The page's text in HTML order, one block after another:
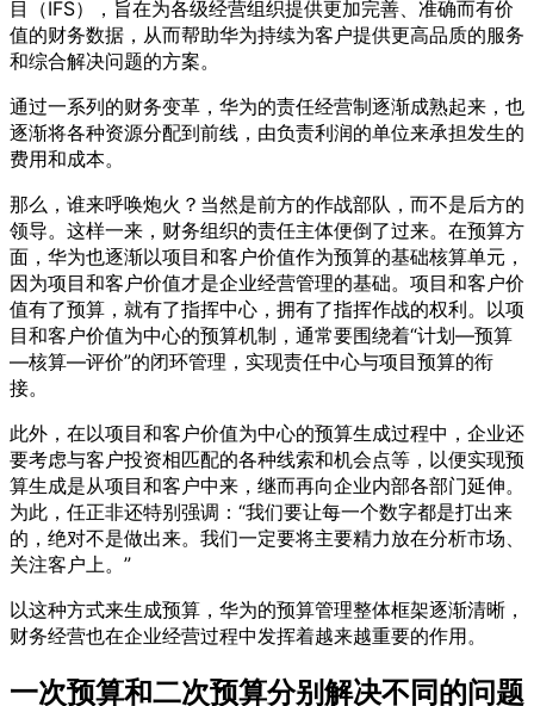
目（IFS），旨在为各级经营组织提供更加完善、准确而有价
值的财务数据，从而帮助华为持续为客户提供更高品质的服务
和综合解决问题的方案。
通过一系列的财务变革，华为的责任经营制逐渐成熟起来，也
逐渐将各种资源分配到前线，由负责利润的单位来承担发生的
费用和成本。
那么，谁来呼唤炮火？当然是前方的作战部队，而不是后方的
领导。这样一来，财务组织的责任主体便倒了过来。在预算方
面，华为也逐渐以项目和客户价值作为预算的基础核算单元，
因为项目和客户价值才是企业经营管理的基础。项目和客户价
值有了预算，就有了指挥中心，拥有了指挥作战的权利。以项
目和客户价值为中心的预算机制，通常要围绕着“计划—预算
—核算—评价”的闭环管理，实现责任中心与项目预算的衔
接。
此外，在以项目和客户价值为中心的预算生成过程中，企业还
要考虑与客户投资相匹配的各种线索和机会点等，以便实现预
算生成是从项目和客户中来，继而再向企业内部各部门延伸。
为此，任正非还特别强调：“我们要让每一个数字都是打出来
的，绝对不是做出来。我们一定要将主要精力放在分析市场、
关注客户上。”
以这种方式来生成预算，华为的预算管理整体框架逐渐清晰，
财务经营也在企业经营过程中发挥着越来越重要的作用。
一次预算和二次预算分别解决不同的问题